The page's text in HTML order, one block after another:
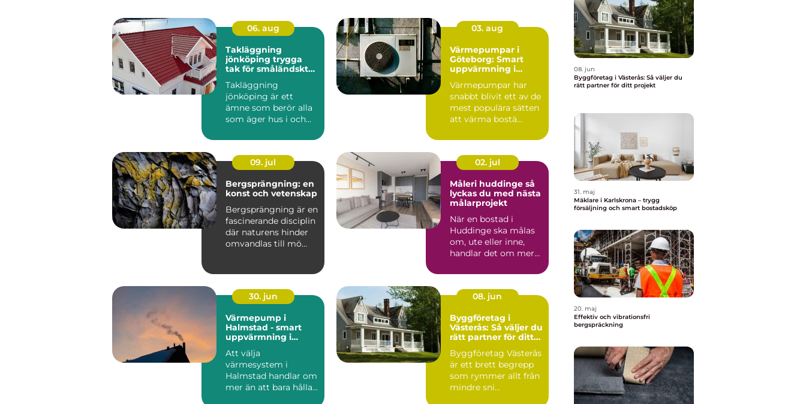
06. aug
Takläggning
jönköping trygga
tak för småländskt
Takläggning
jönköping är ett
ämne som berör alla
som äger hus i och
villor i...
03. aug
Värmepumpar i
Göteborg: Smart
uppvärmning i
Värmepumpar har
snabbt blivit ett av de
mest populära sätten
att värma bostä...
09. jul
Bergsprängning: en
konst och vetenskap
Bergsprängning är en
fascinerande disciplin
där naturens hinder
omvandlas till mö...
02. jul
Måleri huddinge så
lyckas du med nästa
målarprojekt
När en bostad i
Huddinge ska målas
om, ute eller inne,
handlar det om mer
professi...
30. jun
Värmepump i
Halmstad - smart
uppvärmning i
Att välja
värmesystem i
Halmstad handlar om
mer än att bara hålla
08. jun
Byggföretag i
Västerås: Så väljer du
rätt partner för ditt
Byggföretag Västerås
är ett brett begrepp
som rymmer allt från
mindre sni...
08. jun
Byggföretag i Västerås: Så väljer du
rätt partner för ditt projekt
31. maj
Mäklare i Karlskrona – trygg
försäljning och smart bostadsköp
20. maj
Effektiv och vibrationsfri
bergspräckning